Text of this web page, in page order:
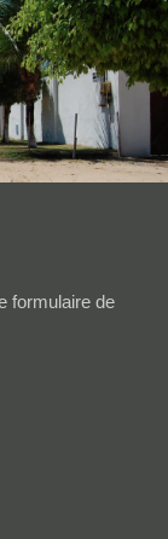
formulaire de